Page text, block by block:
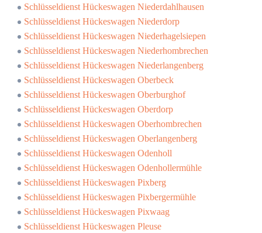
Schlüsseldienst Hückeswagen Niederdahlhausen
Schlüsseldienst Hückeswagen Niederdorp
Schlüsseldienst Hückeswagen Niederhagelsiepen
Schlüsseldienst Hückeswagen Niederhombrechen
Schlüsseldienst Hückeswagen Niederlangenberg
Schlüsseldienst Hückeswagen Oberbeck
Schlüsseldienst Hückeswagen Oberburghof
Schlüsseldienst Hückeswagen Oberdorp
Schlüsseldienst Hückeswagen Oberhombrechen
Schlüsseldienst Hückeswagen Oberlangenberg
Schlüsseldienst Hückeswagen Odenholl
Schlüsseldienst Hückeswagen Odenhollermühle
Schlüsseldienst Hückeswagen Pixberg
Schlüsseldienst Hückeswagen Pixbergermühle
Schlüsseldienst Hückeswagen Pixwaag
Schlüsseldienst Hückeswagen Pleuse